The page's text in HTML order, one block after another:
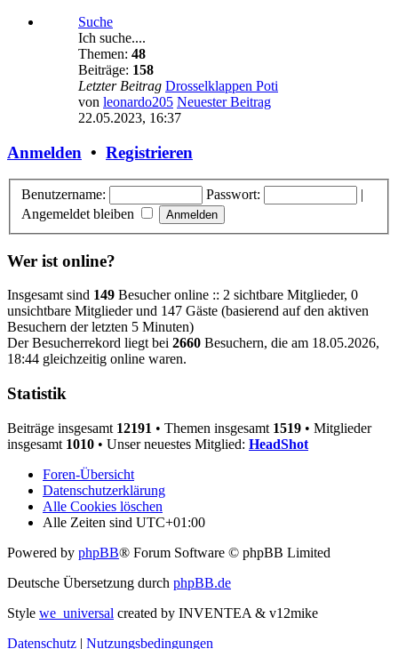
Suche
Ich suche....
Themen: 48
Beiträge: 158
Letzter Beitrag Drosselklappen Poti
von leonardo205 Neuester Beitrag
22.05.2023, 16:37
Anmelden • Registrieren
Benutzername: Passwort:
|
Angemeldet bleiben
Wer ist online?
Insgesamt sind 149 Besucher online :: 2 sichtbare Mitglieder, 0
unsichtbare Mitglieder und 147 Gäste (basierend auf den aktiven
Besuchern der letzten 5 Minuten)
Der Besucherrekord liegt bei 2660 Besuchern, die am 18.05.2026,
18:44 gleichzeitig online waren.
Statistik
Beiträge insgesamt 12191 • Themen insgesamt 1519 • Mitglieder
insgesamt 1010 • Unser neuestes Mitglied: HeadShot
Foren-Übersicht
Datenschutzerklärung
Alle Cookies löschen
Alle Zeiten sind UTC+01:00
Powered by phpBB® Forum Software © phpBB Limited
Deutsche Übersetzung durch phpBB.de
Style we_universal created by INVENTEA & v12mike
Datenschutz | Nutzungsbedingungen